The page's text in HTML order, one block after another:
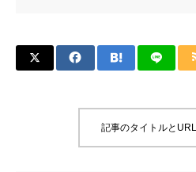
記事のタイトルと